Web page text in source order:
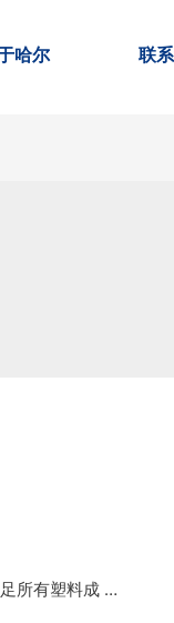
哈尔 联
所有塑料成 …